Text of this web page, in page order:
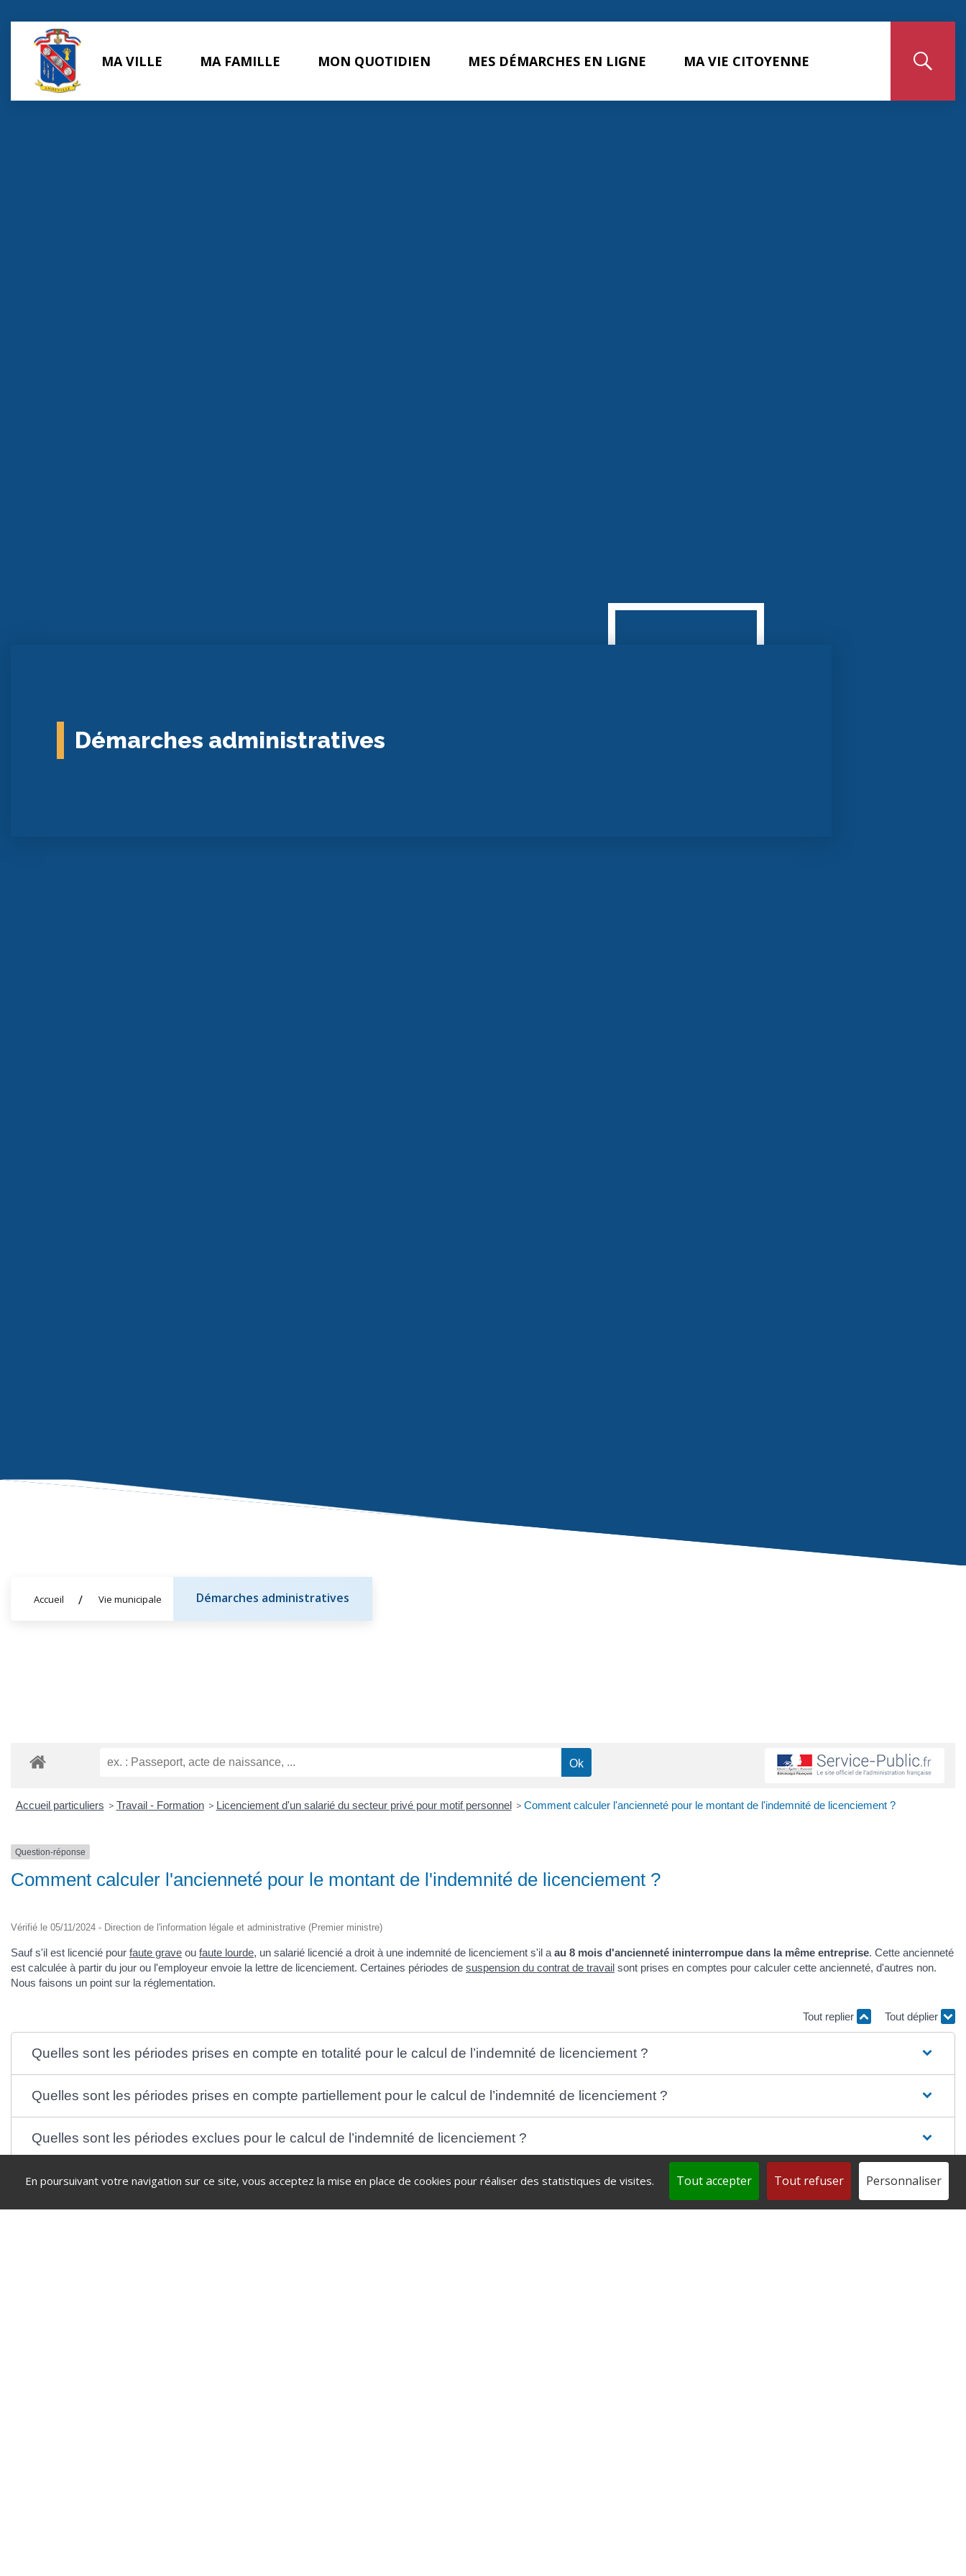
MA VILLE MA FAMILLE MON QUOTIDIEN MES DÉMARCHES EN LIGNE MA VIE CITOYENNE
Démarches administratives
Accueil Vie municipale Démarches administratives
Accueil particuliers > Travail - Formation > Licenciement d'un salarié du secteur privé pour motif personnel > Comment calculer l'ancienneté pour le montant de l'indemnité de licenciement ?
Question-réponse
Comment calculer l'ancienneté pour le montant de l'indemnité de licenciement ?
Vérifié le 05/11/2024 - Direction de l'information légale et administrative (Premier ministre)
Sauf s'il est licencié pour faute grave ou faute lourde, un salarié licencié a droit à une indemnité de licenciement s'il a au 8 mois d'ancienneté ininterrompue dans la même entreprise. Cette ancienneté
est calculée à partir du jour ou l'employeur envoie la lettre de licenciement. Certaines périodes de suspension du contrat de travail sont prises en comptes pour calculer cette ancienneté, d'autres non.
Nous faisons un point sur la réglementation.
Tout replier Tout déplier
Quelles sont les périodes prises en compte en totalité pour le calcul de l’indemnité de licenciement ?
Quelles sont les périodes prises en compte partiellement pour le calcul de l’indemnité de licenciement ?
Quelles sont les périodes exclues pour le calcul de l’indemnité de licenciement ?
En poursuivant votre navigation sur ce site, vous acceptez la mise en place de cookies pour réaliser des statistiques de visites. Tout accepter Tout refuser Personnaliser